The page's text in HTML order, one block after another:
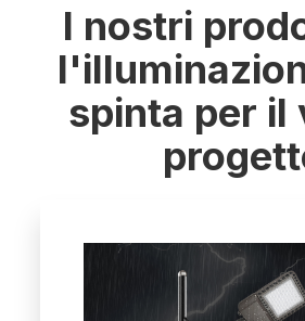
I nostri
spinta per il